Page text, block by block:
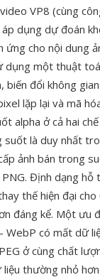
VP8 (cùng
dụng dự đoán
cho nội dung
dụng một thuật
biến đổi không
lặp lại và mã
alpha ở cả hai
là duy nhất
ảnh bán trong
Định dạng hỗ
thế hiện đại
đáng kể. Một ưu
có mất dữ
ở cùng chất
thường nhỏ